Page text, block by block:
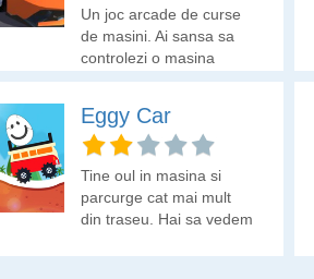
Un joc arcade de curse
de masini. Ai sansa sa
controlezi o masina
echipata cu sistem nitro.
pe traseu. Incearca sa
intreci alte masini
controlate de AI evitand
obstacolele si folosind
viteza nitro.
Eggy Car
Tine oul in masina si
parcurge cat mai mult
din traseu. Hai sa vedem